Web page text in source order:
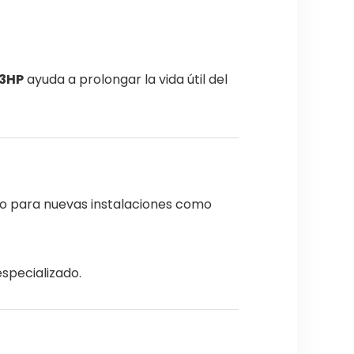
ayuda a prolongar la vida útil del
para nuevas instalaciones como